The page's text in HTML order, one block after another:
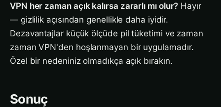
VPN her zaman açık kalırsa zararlı mı olur? Hayır
— gizlilik açısından genellikle daha iyidir.
Dezavantajlar küçük ölçüde pil tüketimi ve zaman
zaman VPN'den hoşlanmayan bir uygulamadır.
Özel bir nedeniniz olmadıkça açık bırakın.
Sonuç